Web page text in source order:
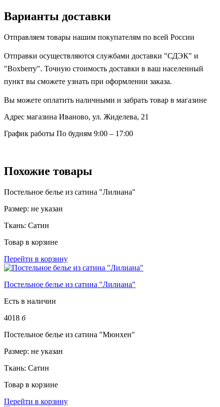
Варианты доставки
Отправляем товары нашим покупателям по всей России
Отправки осуществляются службами доставки "СДЭК" и
"Boxberry". Точную стоимость доставки в ваш населенный
пункт вы сможете узнать при оформлении заказа.
Вы можете оплатить наличными и забрать товар в магазине
Адрес магазина Иваново, ул. Жиделева, 21
График работы По будням 9:00 – 17:00
Похожие товары
Постельное белье из сатина "Лилиана"
Размер: не указан
Ткань: Сатин
Товар в корзине
Перейти в корзину
Постельное белье из сатина "Лилиана"
Есть в наличии
4018 б
Постельное белье из сатина "Мюнхен"
Размер: не указан
Ткань: Сатин
Товар в корзине
Перейти в корзину